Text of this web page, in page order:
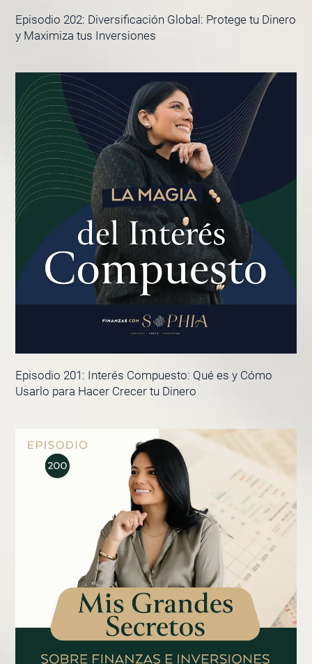
Episodio 202: Diversificación Global: Protege tu Dinero
y Maximiza tus Inversiones
Episodio 201: Interés Compuesto: Qué es y Cómo
Usarlo para Hacer Crecer tu Dinero